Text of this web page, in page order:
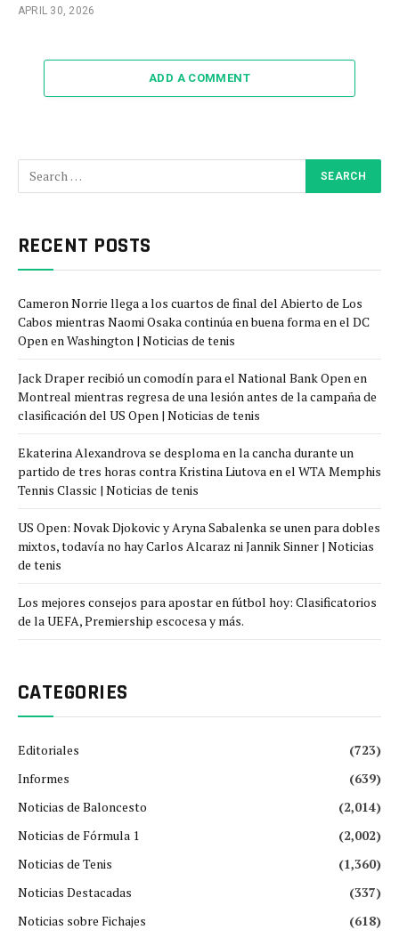
APRIL 30, 2026
ADD A COMMENT
RECENT POSTS
Cameron Norrie llega a los cuartos de final del Abierto de Los
Cabos mientras Naomi Osaka continúa en buena forma en el DC
Open en Washington | Noticias de tenis
Jack Draper recibió un comodín para el National Bank Open en
Montreal mientras regresa de una lesión antes de la campaña de
clasificación del US Open | Noticias de tenis
Ekaterina Alexandrova se desploma en la cancha durante un
partido de tres horas contra Kristina Liutova en el WTA Memphis
Tennis Classic | Noticias de tenis
US Open: Novak Djokovic y Aryna Sabalenka se unen para dobles
mixtos, todavía no hay Carlos Alcaraz ni Jannik Sinner | Noticias
de tenis
Los mejores consejos para apostar en fútbol hoy: Clasificatorios
de la UEFA, Premiership escocesa y más.
CATEGORIES
Editoriales
(723)
Informes
(639)
Noticias de Baloncesto
(2,014)
Noticias de Fórmula 1
(2,002)
Noticias de Tenis
(1,360)
Noticias Destacadas
(337)
Noticias sobre Fichajes
(618)